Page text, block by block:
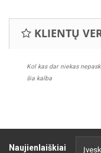
KLIENTŲ
Kol kas dar niekas
šia kalba
Naujienlaiškiai